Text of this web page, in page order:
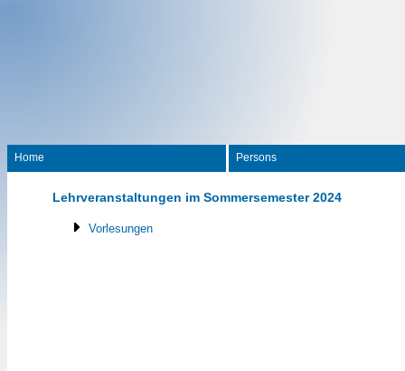
Home Persons
Lehrveranstaltungen im Sommersemester 2024
Vorlesungen